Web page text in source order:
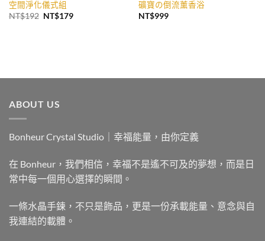
空間淨化儀式組
NT$192 原
NT$179目
礦寶の倒流薰香浴
NT$999
ABOUT US
Bonheur Crystal Studio｜幸福能量，由你定義
在 Bonheur，我們相信，幸福不是遙不可及的夢想，而是日
常中每一個用心選擇的瞬間。
一條水晶手鍊，不只是飾品，更是一份承載能量、意念與自
我連結的載體。